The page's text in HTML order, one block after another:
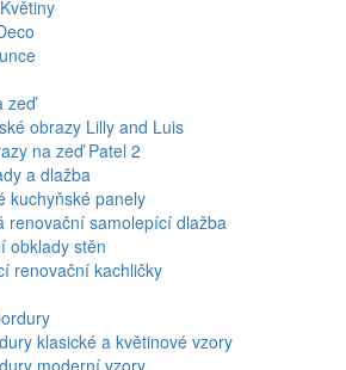
zeď
obrazy Lilly and Luis
na zeď Patel 2
a dlažba
kuchyňské panely
renovační samolepící dlažba
obklady stěn
renovační kachličky
klasické a květinové vzory
moderní vzory